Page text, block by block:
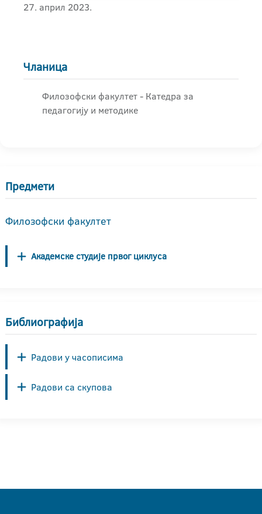
27. април 2023.
Чланица
Филозофски факултет - Катедра за
педагогију и методике
Предмети
Филозофски факултет
Академске студије првог циклуса
Библиографија
Радови у часописима
Радови са скупова